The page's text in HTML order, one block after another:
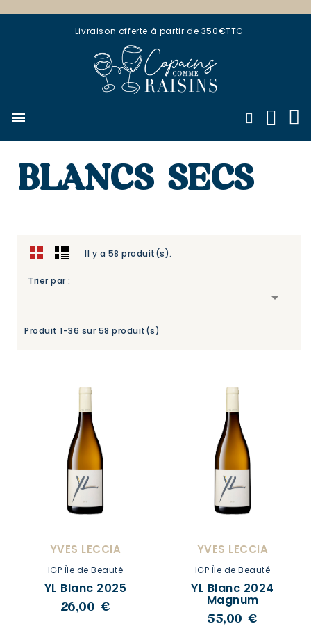
Livraison offerte à partir de 350€TTC
BLANCS SECS
Il y a 58 produit(s).
Trier par :

Produit 1-36 sur 58 produit(s)
YVES LECCIA
IGP Île de Beauté
YL Blanc 2025
26,00 €
YVES LECCIA
IGP Île de Beauté
YL Blanc 2024
Magnum
55,00 €